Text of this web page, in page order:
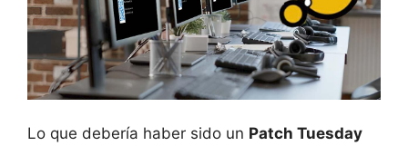
Lo que debería haber sido un Patch Tuesday